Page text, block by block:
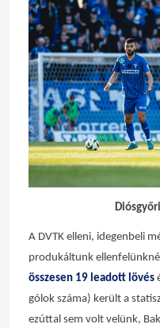
Diósgyőri
A DVTK elleni, idegenbeli
produkáltunk ellenfelünknél
összesen 19 leadott lövés
gólok száma) került a
ezúttal sem volt velünk,